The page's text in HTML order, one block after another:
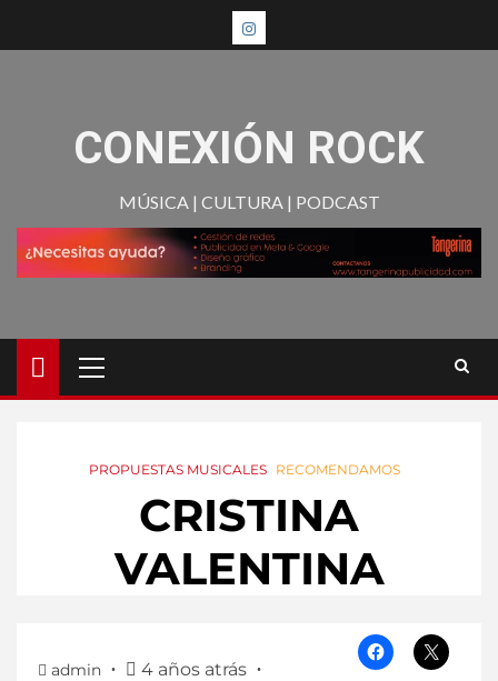
CONEXIÓN ROCK
MÚSICA | CULTURA | PODCAST
PROPUESTAS MUSICALES RECOMENDAMOS
CRISTINA
VALENTINA
admin 4 años atrás